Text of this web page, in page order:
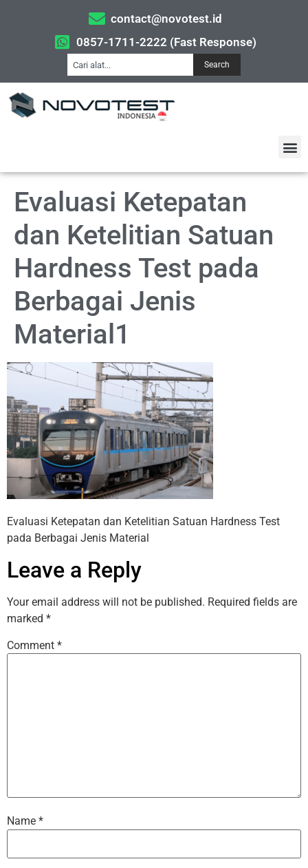
contact@novotest.id
0857-1711-2222 (Fast Response)
Search
Evaluasi Ketepatan
dan Ketelitian Satuan
Hardness Test pada
Berbagai Jenis
Material1
Evaluasi Ketepatan dan Ketelitian Satuan Hardness Test
pada Berbagai Jenis Material
Leave a Reply
Your email address will not be published. Required fields are
marked *
Comment *
Name *